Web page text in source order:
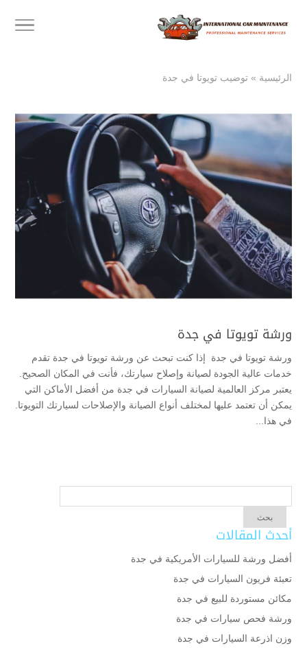
الرئيسية » توضيب تويوتا في جدة
ورشة تويوتا في جدة
ورشة تويوتا في جدة إذا كنت تبحث عن ورشة تويوتا في جدة تقدم
خدمات عالية الجودة لصيانة وإصلاح سيارتك، فأنت في المكان الصحيح.
يعتبر مركز العالمية لصيانة السيارات في جدة من أفضل الأماكن التي
يمكن أن تعتمد عليها لمختلف أنواع الصيانة والإصلاحات لسيارتك التويوتا.
في هذا...
أحدث المقالات
أفضل ورشة للسيارات الأمريكية في جدة
تعبئة فريون السيارات في جدة
مكائن مستوردة للبيع في جدة
ورشة فحص سيارات في جدة
وزن اذرعة السيارات في جدة